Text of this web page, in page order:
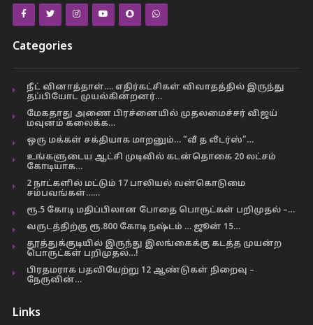
Categories
நீட் வினாத்தாள்…. எதிர்கட்சிகள் விவாதத்தில் இருந்து
தப்பியோட முயல்கின்றனர்…
மேகதாது அணை பிரச்னையில் முதலமைச்சர் விஜய்
மவுனம் கலைக்க…
ஒரு மக்கள் சக்தியாக மாறனும்… “வீ த லீடர்ஸ்”…
உங்களுடைய ஆட்சி முடிவில் கடன்தொகை 20 லட்சம்
கோடியாக…
2 நாட்களில் மட்டும் 17 பாலியல் வன்கொடுமை
சம்பவங்கள்……
ரூ.5 கோடி மதிப்பிலான போதை பொருட்கள் பறிமுதல் –…
வருடத்திற்கு ரூ.800 கோடி நஷ்டம் … ஜூன் 15…
தூத்துக்குடியில் இருந்து இலங்கைக்கு கடத்த முயன்ற
பொருட்கள் பறிமுதல்…!
பிரதமராக பதவியேற்று 12 ஆண்டுகள் நிறைவு –
நேருவின்…
Links